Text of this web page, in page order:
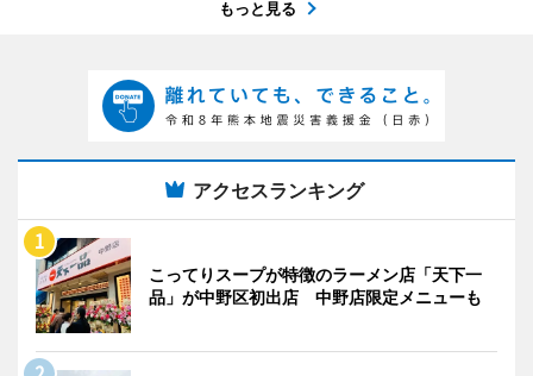
もっと見る
アクセスランキング
こってりスープが特徴のラーメン店「天下一
品」が中野区初出店 中野店限定メニューも